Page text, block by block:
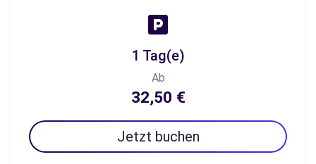
1 Tag(e)
Ab
32,50 €
Jetzt buchen